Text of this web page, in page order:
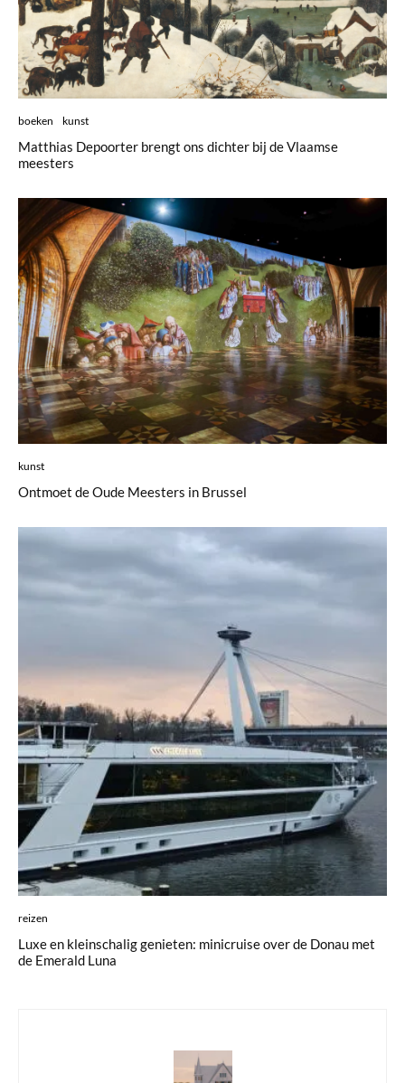
boeken kunst
Matthias Depoorter brengt ons dichter bij de Vlaamse
meesters
kunst
Ontmoet de Oude Meesters in Brussel
reizen
Luxe en kleinschalig genieten: minicruise over de Donau met
de Emerald Luna